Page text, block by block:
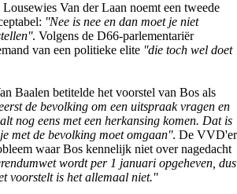
Van der Laan noemt een tweede
''Nee is nee en dan moet je niet
. Volgens de D66-parlementariër
van een politieke elite ''die toch wel doet
Baalen betitelde het voorstel van Bos als
de bevolking om een uitspraak vragen en
nog eens met een herkansing komen. Dat is
met de bevolking moet omgaan''. De VVD'er
waar Bos kennelijk niet over nagedacht
wordt per 1 januari opgeheven, dus
voorstelt is het allemaal niet.''